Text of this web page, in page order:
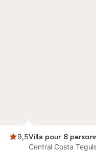
9,5Villa pour 8
Central Costa